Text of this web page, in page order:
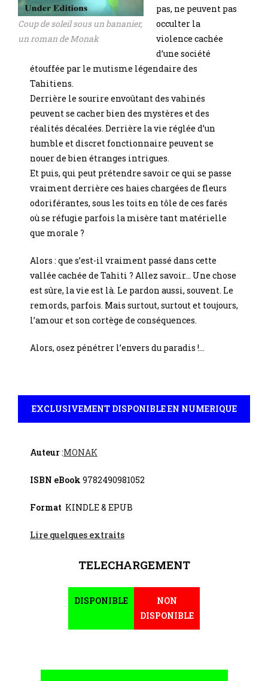
Coup de soleil sous un bananier,
un roman de Monak
pas, ne peuvent pas
occulter la
violence cachée
d’une société
étouffée par le mutisme légendaire des
Tahitiens.
Derrière le sourire envoûtant des vahinés
peuvent se cacher bien des mystères et des
réalités décalées. Derrière la vie réglée d’un
humble et discret fonctionnaire peuvent se
nouer de bien étranges intrigues.
Et puis, qui peut prétendre savoir ce qui se passe
vraiment derrière ces haies chargées de fleurs
odoriférantes, sous les toits en tôle de ces farés
où se réfugie parfois la misère tant matérielle
que morale ?
Alors : que s’est-il vraiment passé dans cette
vallée cachée de Tahiti ? Allez savoir… Une chose
est sûre, la vie est là. Le pardon aussi, souvent. Le
remords, parfois. Mais surtout, surtout et toujours,
l’amour et son cortège de conséquences.
Alors, osez pénétrer l’envers du paradis !…
EXCLUSIVEMENT DISPONIBLE EN NUMERIQUE
Auteur:MONAK
ISBN eBook 9782490981052
Format KINDLE & EPUB
Lire quelques extraits
TELECHARGEMENT
DISPONIBLE
NON
DISPONIBLE